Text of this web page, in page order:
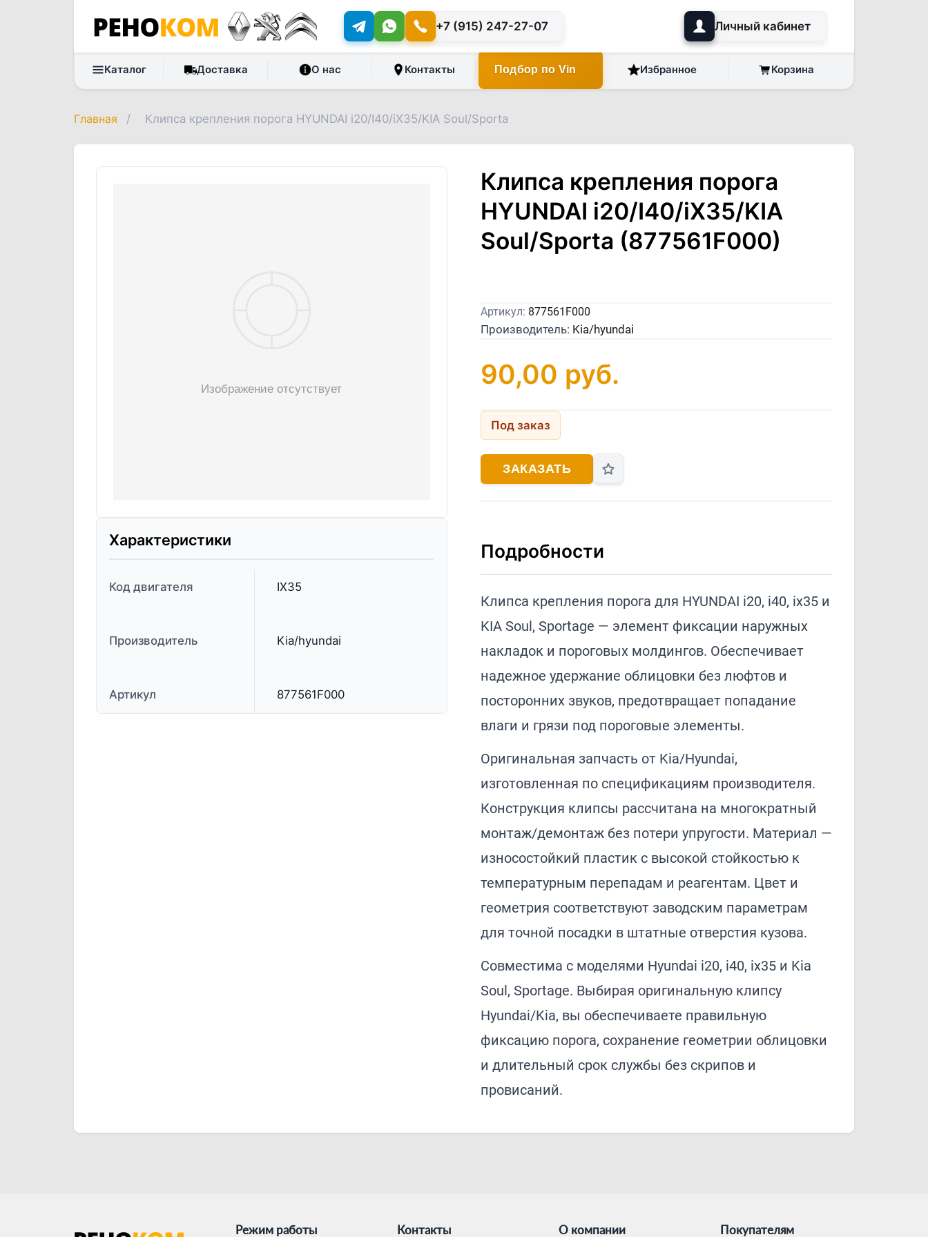
+7 (915) 247-27-07 Личный кабинет
Каталог Доставка О нас Контакты Подбор по Vin Избранное Корзина
Главная / Клипса крепления порога HYUNDAI i20/I40/iX35/KIA Soul/Sporta
Характеристики
Код двигателя IX35
Производитель Kia/hyundai
Артикул 877561F000
Клипса крепления порога
HYUNDAI i20/I40/iX35/KIA
Soul/Sporta (877561F000)
Артикул: 877561F000
Производитель: Kia/hyundai
90,00 руб.
Под заказ
ЗАКАЗАТЬ
Подробности
Клипса крепления порога для HYUNDAI i20, i40, ix35 и
KIA Soul, Sportage — элемент фиксации наружных
накладок и пороговых молдингов. Обеспечивает
надежное удержание облицовки без люфтов и
посторонних звуков, предотвращает попадание
влаги и грязи под пороговые элементы.
Оригинальная запчасть от Kia/Hyundai,
изготовленная по спецификациям производителя.
Конструкция клипсы рассчитана на многократный
монтаж/демонтаж без потери упругости. Материал —
износостойкий пластик с высокой стойкостью к
температурным перепадам и реагентам. Цвет и
геометрия соответствуют заводским параметрам
для точной посадки в штатные отверстия кузова.
Совместима с моделями Hyundai i20, i40, ix35 и Kia
Soul, Sportage. Выбирая оригинальную клипсу
Hyundai/Kia, вы обеспечиваете правильную
фиксацию порога, сохранение геометрии облицовки
и длительный срок службы без скрипов и
провисаний.
Режим работы Контакты О компании Покупателям